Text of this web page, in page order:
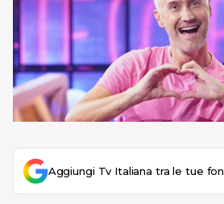
Aggiungi Tv Italiana tra le tue